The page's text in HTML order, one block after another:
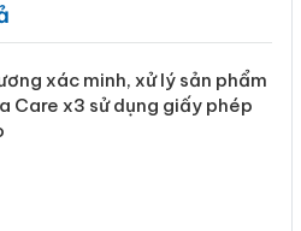
xác minh, xử lý sản phẩm
Care x3 sử dụng giấy phép